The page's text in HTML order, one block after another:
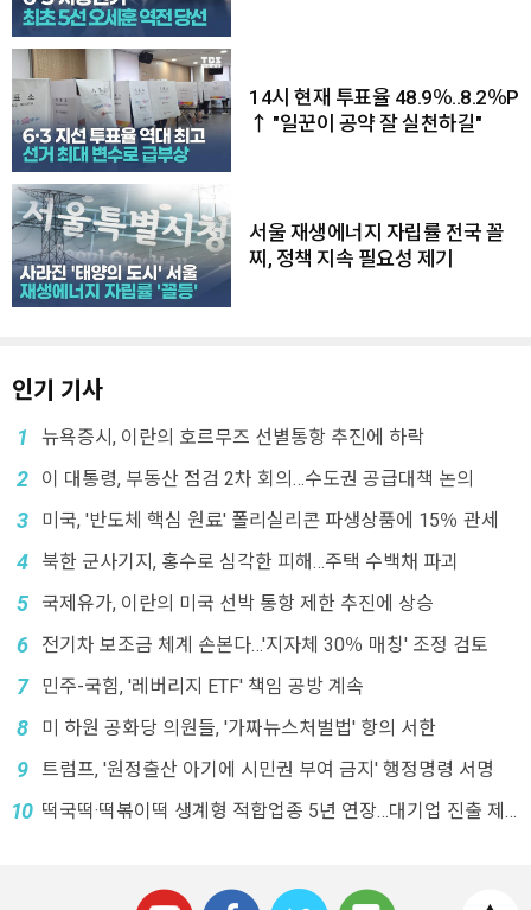
14시 현재 투표율 48.9％..8.2％P
↑ "일꾼이 공약 잘 실천하길"
서울 재생에너지 자립률 전국 꼴
찌, 정책 지속 필요성 제기
인기 기사
1 뉴욕증시, 이란의 호르무즈 선별통항 추진에 하락
2 이 대통령, 부동산 점검 2차 회의…수도권 공급대책 논의
3 미국, '반도체 핵심 원료' 폴리실리콘 파생상품에 15％ 관세
4 북한 군사기지, 홍수로 심각한 피해…주택 수백채 파괴
5 국제유가, 이란의 미국 선박 통항 제한 추진에 상승
6 전기차 보조금 체계 손본다…'지자체 30％ 매칭' 조정 검토
7 민주-국힘, '레버리지 ETF' 책임 공방 계속
8 미 하원 공화당 의원들, '가짜뉴스처벌법' 항의 서한
9 트럼프, '원정출산 아기에 시민권 부여 금지' 행정명령 서명
10 떡국떡·떡볶이떡 생계형 적합업종 5년 연장…대기업 진출 제